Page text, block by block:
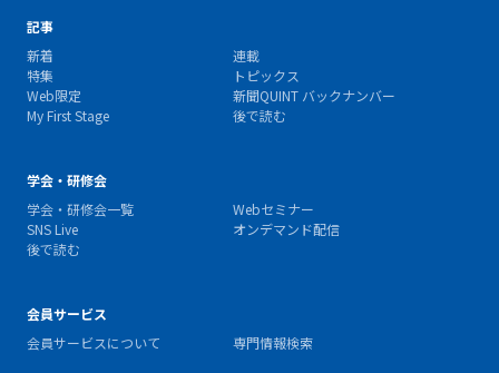
記事
新着
連載
特集
トピックス
Web限定
新聞QUINT バックナンバー
My First Stage
後で読む
学会・研修会
学会・研修会一覧
Webセミナー
SNS Live
オンデマンド配信
後で読む
会員サービス
会員サービスについて
専門情報検索